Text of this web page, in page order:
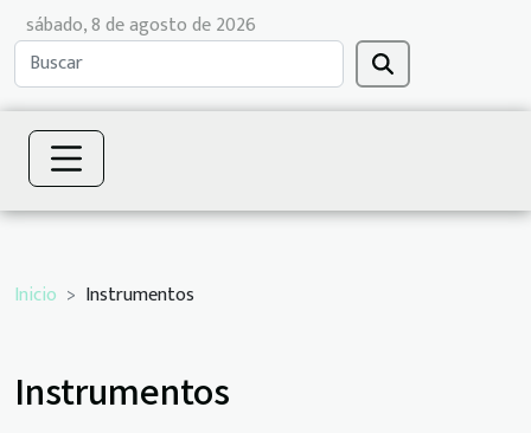
sábado, 8 de agosto de 2026
Inicio Instrumentos
Instrumentos